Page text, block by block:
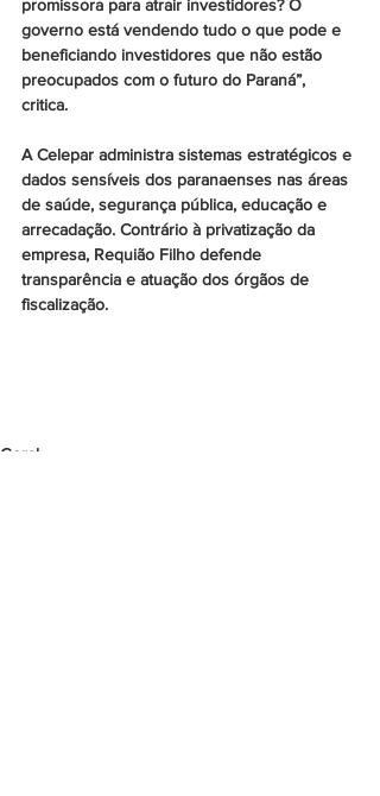
promissora para atrair investidores? O
governo está vendendo tudo o que pode e
beneficiando investidores que não estão
preocupados com o futuro do Paraná”,
critica.
A Celepar administra sistemas estratégicos e
dados sensíveis dos paranaenses nas áreas
de saúde, segurança pública, educação e
arrecadação. Contrário à privatização da
empresa, Requião Filho defende
transparência e atuação dos órgãos de
fiscalização.
Geral